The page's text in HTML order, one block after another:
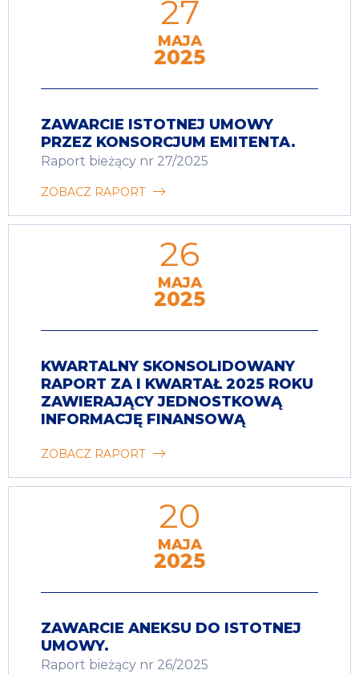
27
MAJA
2025
ZAWARCIE ISTOTNEJ UMOWY
PRZEZ KONSORCJUM EMITENTA.
Raport bieżący nr 27/2025
ZOBACZ RAPORT
26
MAJA
2025
KWARTALNY SKONSOLIDOWANY
RAPORT ZA I KWARTAŁ 2025 ROKU
ZAWIERAJĄCY JEDNOSTKOWĄ
INFORMACJĘ FINANSOWĄ
ZOBACZ RAPORT
20
MAJA
2025
ZAWARCIE ANEKSU DO ISTOTNEJ
UMOWY.
Raport bieżący nr 26/2025